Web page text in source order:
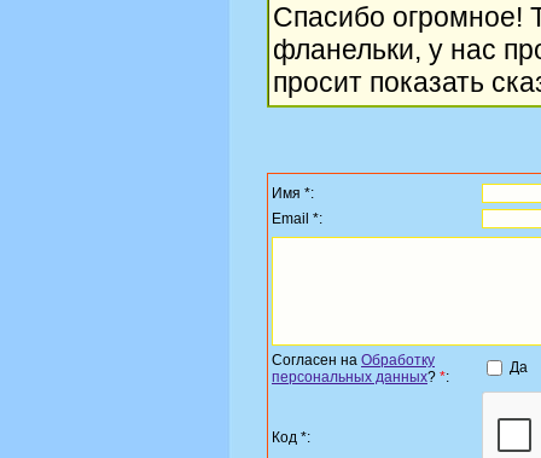
Спасибо огромное!
фланельки, у нас
просит показать
Имя *:
Email *:
Согласен на Обработку
персональных данных? *:
Да
Код *: